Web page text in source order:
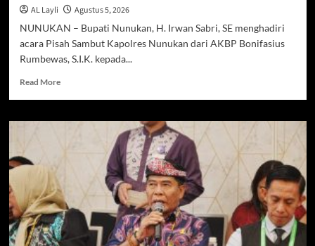
AL Layli
Agustus 5, 2026
NUNUKAN – Bupati Nunukan, H. Irwan Sabri, SE menghadiri
acara Pisah Sambut Kapolres Nunukan dari AKBP Bonifasius
Rumbewas, S.I.K. kepada...
Read MoreRead
Tongkat
Bupati
H.
Irwan
Sabri
Optimistis